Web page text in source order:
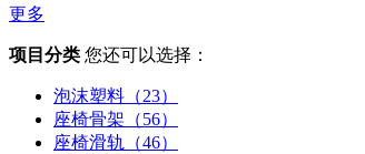
更多
项目分类 您还可以选择：
泡沫塑料（23）
座椅骨架（56）
座椅滑轨（46）